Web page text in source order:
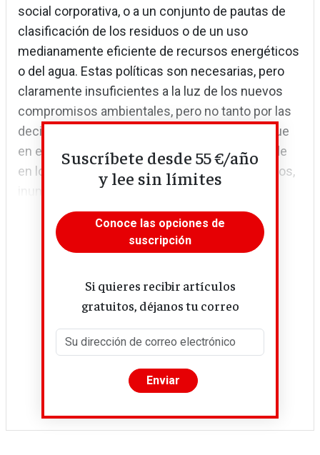
social corporativa, o a un conjunto de pautas de
clasificación de los residuos o de un uso
medianamente eficiente de recursos energéticos
o del agua. Estas políticas son necesarias, pero
claramente insuficientes a la luz de los nuevos
compromisos ambientales, pero no tanto por las
decisiones políticas sino esencialmente porque
en estos momentos, a la vista de lo que sucede
en los entornos naturales con sequías incendios,
inundaciones, catástrofes climáticas, la...
Suscríbete desde 55 €/año
y lee sin límites
Conoce las opciones de
suscripción
Si quieres recibir artículos
gratuitos, déjanos tu correo